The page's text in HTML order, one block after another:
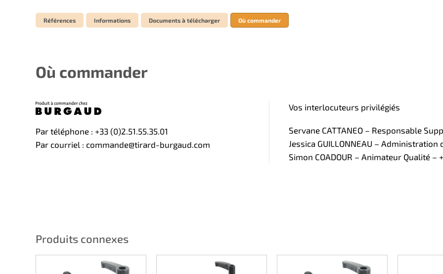
Références Informations Documents à télécharger Où commander
Où commander
Par téléphone : +33 (0)2.51.55.35.01
Par courriel : commande@tirard-burgaud.com
Vos interlocuteurs privilégiés
Servane CATTANEO – Responsable
Jessica GUILLONNEAU – Administration
Simon COADOUR – Animateur Qualité –
Produits connexes